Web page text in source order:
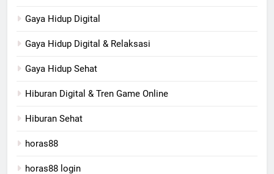
Gaya Hidup Digital
Gaya Hidup Digital & Relaksasi
Gaya Hidup Sehat
Hiburan Digital & Tren Game Online
Hiburan Sehat
horas88
horas88 login